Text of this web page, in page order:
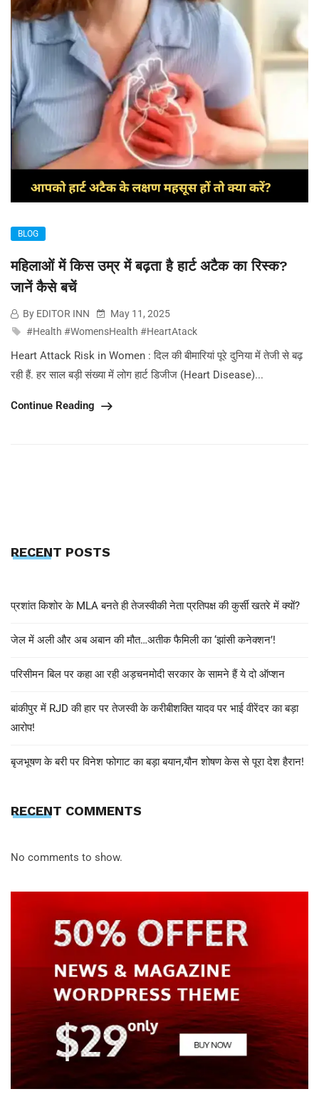
BLOG
महिलाओं में किस उम्र में बढ़ता है हार्ट अटैक का रिस्क?
जानें कैसे बचें
By EDITOR INN
May 11, 2025
#Health #WomensHealth #HeartAtack
Heart Attack Risk in Women : दिल की बीमारियां पूरे दुनिया में तेजी से बढ़
रही हैं. हर साल बड़ी संख्या में लोग हार्ट डिजीज (Heart Disease)...
Continue Reading
RECENT POSTS
प्रशांत किशोर के MLA बनते ही तेजस्वीकी नेता प्रतिपक्ष की कुर्सी खतरे में क्यों?
जेल में अली और अब अबान की मौत…अतीक फैमिली का ‘झांसी कनेक्शन’!
परिसीमन बिल पर कहा आ रही अड़चनमोदी सरकार के सामने हैं ये दो ऑप्शन
बांकीपुर में RJD की हार पर तेजस्वी के करीबीशक्ति यादव पर भाई वीरेंदर का बड़ा
आरोप!
बृजभूषण के बरी पर विनेश फोगाट का बड़ा बयान,यौन शोषण केस से पूरा देश हैरान!
RECENT COMMENTS
No comments to show.